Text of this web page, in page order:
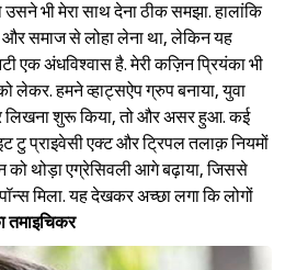
भी मेरा साथ देना ठीक समझा. हालांकि
और समाज से लोहा लेना था, लेकिन यह
एक अंधविश्‍वास है. मेरी कज़िन प्रियंका भी
लेकर. हमने व्हाट्सऐप ग्रुप बनाया, युवा
शुरू किया, तो और असर हुआ. कई
टु प्राइवेसी एक्ट और ट्रिपल तलाक़ नियमों
थोड़ा एग्रेसिवली आगे बढ़ाया, जिससे
मिला. यह देखकर अच्छा लगा कि लोगों
तमाइचिकर